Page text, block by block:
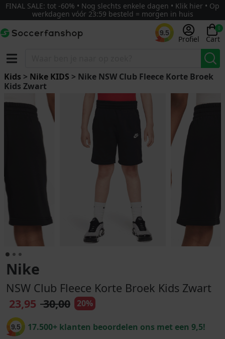
FINAL SALE: tot -60% • Nog slechts enkele dagen • Klik hier • Op
werkdagen vóór 23:59 besteld = morgen in huis
9.5
Profiel
0
Cart
Kids > Nike KIDS > Nike NSW Club Fleece Korte Broek
Kids Zwart
Nike
NSW Club Fleece Korte Broek Kids Zwart
23,95 30,00 20%
9.5 17.500+ klanten beoordelen ons met een 9,5!